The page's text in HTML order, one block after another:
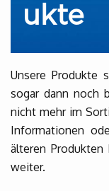
ukte
Unsere Produkte
sogar dann noch
nicht mehr im
Informationen
älteren
weiter.